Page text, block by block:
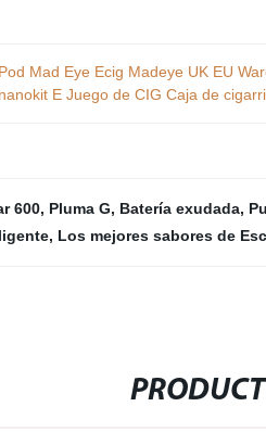
Mad Eye Ecig Madeye UK EU
E Juego de CIG Caja de
600, Pluma G, Batería exudada,
, Los mejores sabores de